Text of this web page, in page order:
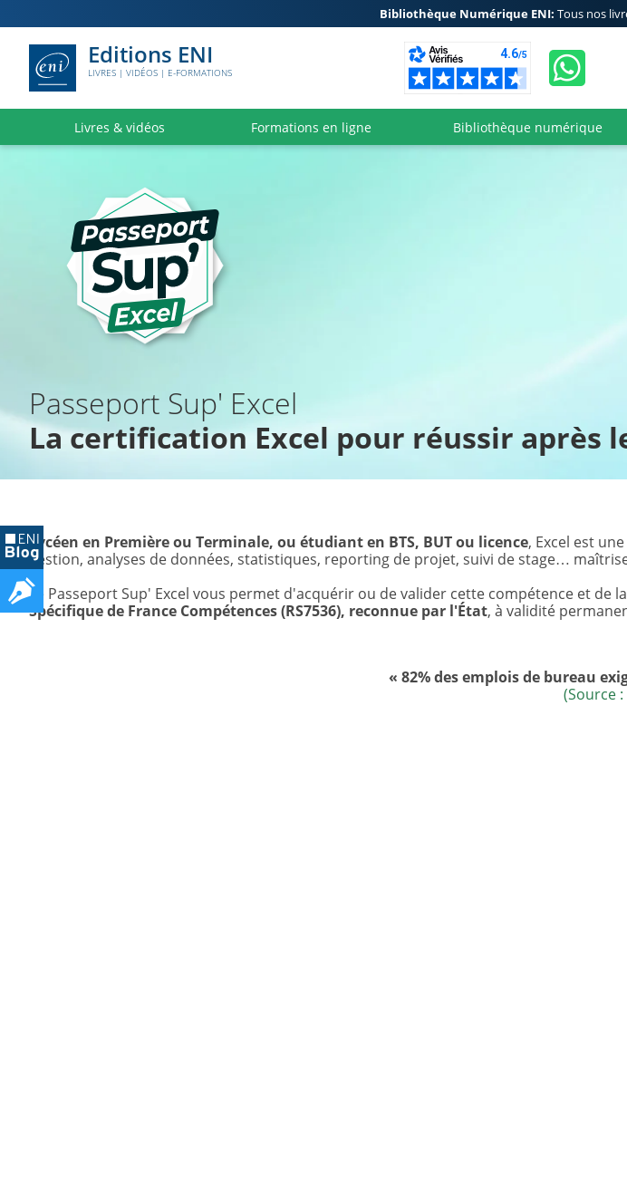
Bibliothèque Numérique ENI: Tous nos
Editions ENI
LIVRES | VIDÉOS | E-FORMATIONS
Livres & vidéos Formations en ligne Bibliothèque numérique
Passeport Sup' Excel
La certification Excel pour réussir après
Lycéen en Première ou Terminale, ou étudiant en BTS, BUT ou licence, Excel est
gestion, analyses de données, statistiques, reporting de projet, suivi de stage…
Le Passeport Sup' Excel vous permet d'acquérir ou de valider cette compétence et de
Spécifique de France Compétences (RS7536), reconnue par l'État, à validité
« 82% des emplois de bureau
(Source :